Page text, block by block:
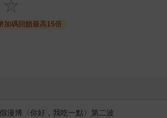
加碼回饋最高15倍
金石堂2026海外優惠：電子書